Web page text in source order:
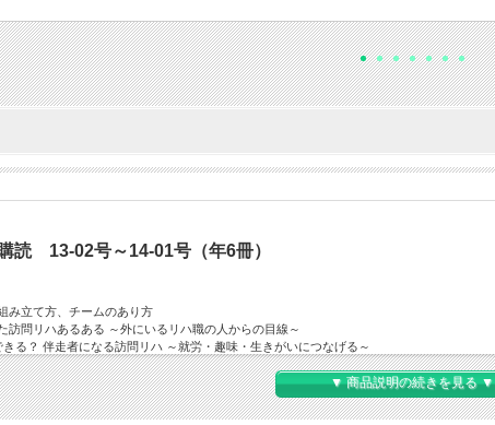
読 13-02号～14-01号（年6冊）
み立て方、チームのあり方
問リハあるある ～外にいるリハ職の人からの目線～
る？ 伴走者になる訪問リハ ～就労・趣味・生きがいにつなげる～
ハビリテーション
の訪問リハ ～ストレングス・アイデンティティの再構築・コーチング～▼ 商品説明の続きを見る ▼